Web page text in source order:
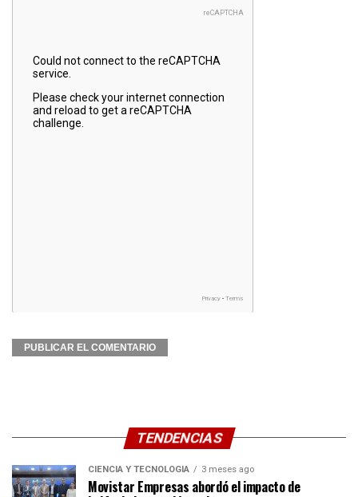
TENDENCIAS
CIENCIA Y TECNOLOGÍA 3 meses ago
Movistar Empresas abordó el impacto de